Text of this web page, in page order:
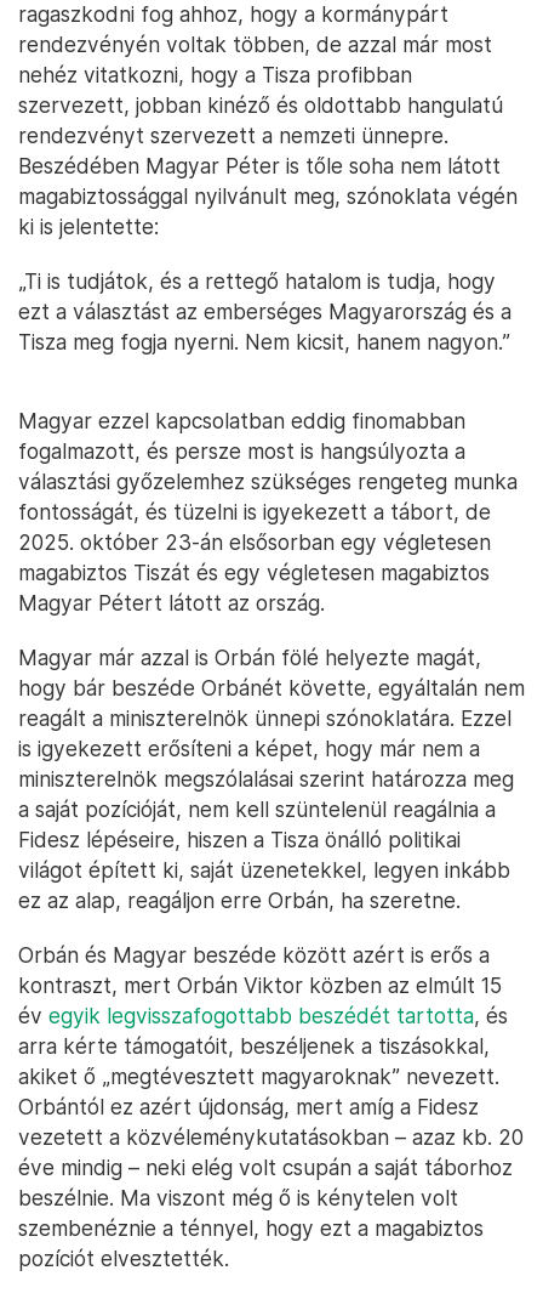
ragaszkodni fog ahhoz, hogy a kormánypárt
rendezvényén voltak többen, de azzal már most
nehéz vitatkozni, hogy a Tisza profibban
szervezett, jobban kinéző és oldottabb hangulatú
rendezvényt szervezett a nemzeti ünnepre.
Beszédében Magyar Péter is tőle soha nem látott
magabiztossággal nyilvánult meg, szónoklata végén
ki is jelentette:
„Ti is tudjátok, és a rettegő hatalom is tudja, hogy
ezt a választást az emberséges Magyarország és a
Tisza meg fogja nyerni. Nem kicsit, hanem nagyon.”
Magyar ezzel kapcsolatban eddig finomabban
fogalmazott, és persze most is hangsúlyozta a
választási győzelemhez szükséges rengeteg munka
fontosságát, és tüzelni is igyekezett a tábort, de
2025. október 23-án elsősorban egy végletesen
magabiztos Tiszát és egy végletesen magabiztos
Magyar Pétert látott az ország.
Magyar már azzal is Orbán fölé helyezte magát,
hogy bár beszéde Orbánét követte, egyáltalán nem
reagált a miniszterelnök ünnepi szónoklatára. Ezzel
is igyekezett erősíteni a képet, hogy már nem a
miniszterelnök megszólalásai szerint határozza meg
a saját pozícióját, nem kell szüntelenül reagálnia a
Fidesz lépéseire, hiszen a Tisza önálló politikai
világot épített ki, saját üzenetekkel, legyen inkább
ez az alap, reagáljon erre Orbán, ha szeretne.
Orbán és Magyar beszéde között azért is erős a
kontraszt, mert Orbán Viktor közben az elmúlt 15
év egyik legvisszafogottabb beszédét tartotta, és
arra kérte támogatóit, beszéljenek a tiszásokkal,
akiket ő „megtévesztett magyaroknak” nevezett.
Orbántól ez azért újdonság, mert amíg a Fidesz
vezetett a közvéleménykutatásokban – azaz kb. 20
éve mindig – neki elég volt csupán a saját táborhoz
beszélnie. Ma viszont még ő is kénytelen volt
szembenéznie a ténnyel, hogy ezt a magabiztos
pozíciót elvesztették.